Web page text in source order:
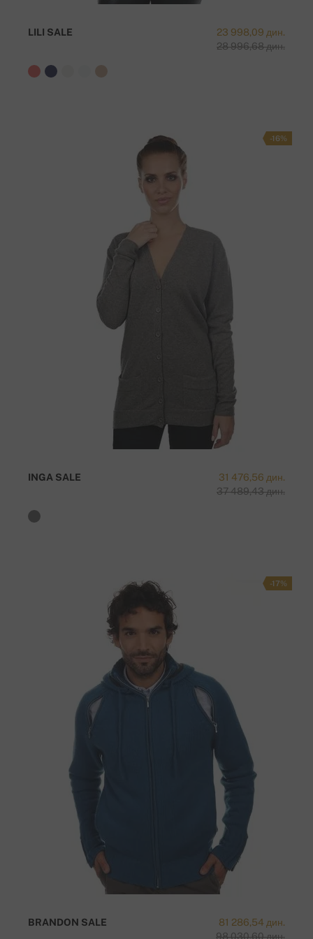
23 998,09 дин.
28 996,68 дин.
LILI SALE
-16%
31 476,56 дин.
37 489,43 дин.
INGA SALE
-17%
81 286,54 дин.
98 030,60 дин.
BRANDON SALE